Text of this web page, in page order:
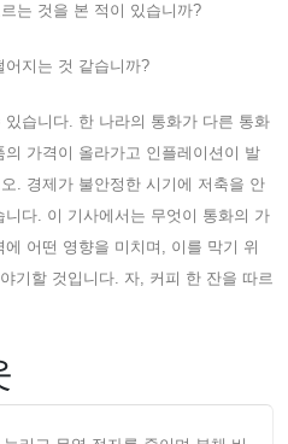
는 것을 본 적이 있습니까?
어지는 것 같습니까?
습니다. 한 나라의 통화가 다른 통화
가격이 올라가고 인플레이션이 발
. 경제가 불안정한 시기에 저축을 안
다. 이 기사에서는 무엇이 통화의 가
어떤 영향을 미치며, 이를 막기 위
기할 것입니다. 자, 커피 한 잔을 따르